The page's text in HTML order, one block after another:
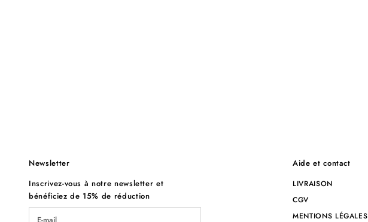
Newsletter
Inscrivez-vous à notre newsletter et
bénéficiez de 15% de réduction
Aide et contact
LIVRAISON
CGV
MENTIONS LÉGALES